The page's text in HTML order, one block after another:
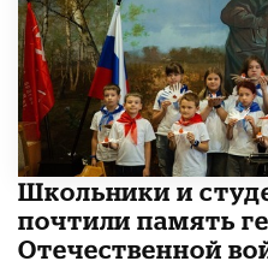
Школьники и
почтили память
Отечественной